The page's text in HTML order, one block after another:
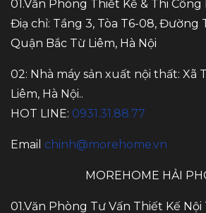
01.Văn Phòng Thiết Kế & Thi Công
Điạ chỉ: Tầng 3, Tòa T6-08, Đường
Quận Bắc Từ Liêm, Hà Nội
02: Nhà máy sản xuất nội thất: Xã
Liêm, Hà Nội..
HOT LINE: 0931.31.88.77
Email chinh@morehome.vn
MOREHOME HẢI
01.Văn Phòng Tư Vấn Thiết Kế Nội